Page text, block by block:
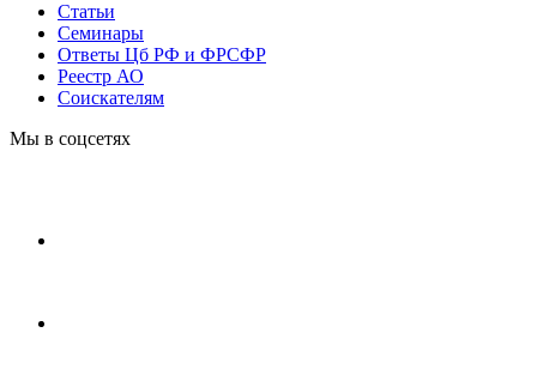
Статьи
Cеминары
Ответы Цб РФ и ФРСФР
Реестр АО
Соискателям
Мы в соцсетях